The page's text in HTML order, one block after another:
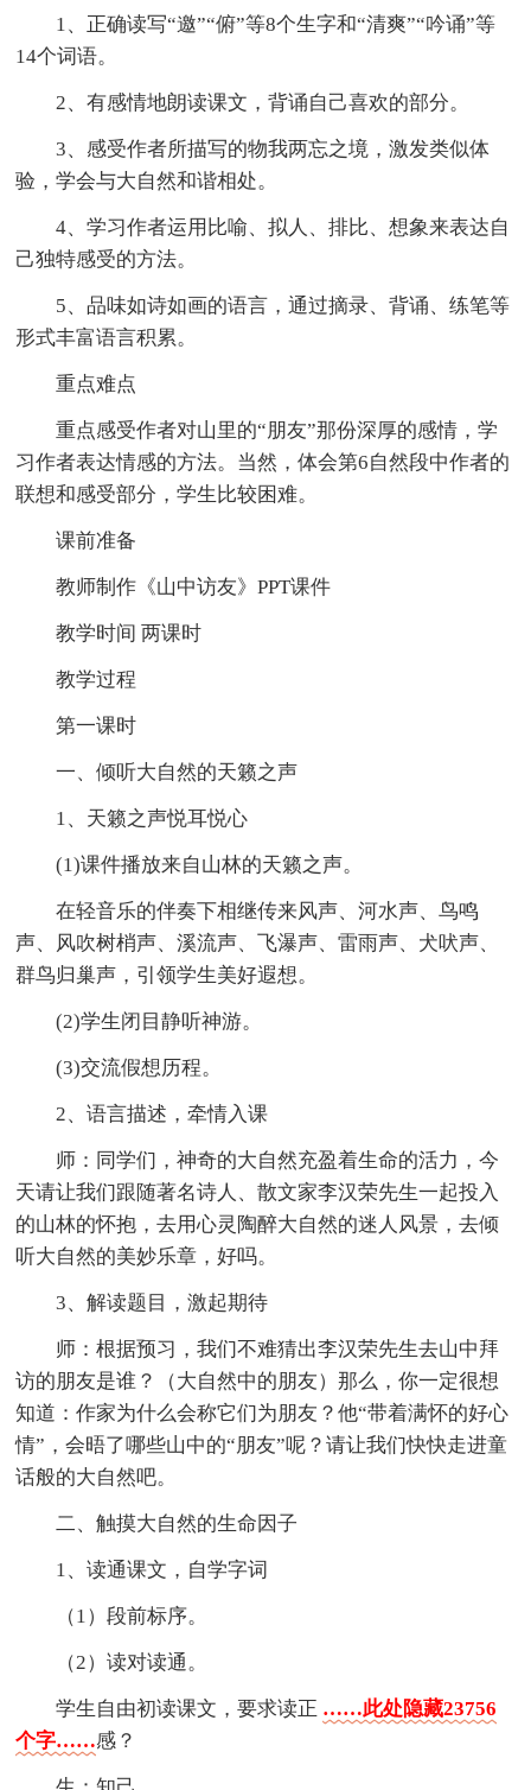
1、正确读写“邀”“俯”等8个生字和“清爽”“吟诵”等
14个词语。
2、有感情地朗读课文，背诵自己喜欢的部分。
3、感受作者所描写的物我两忘之境，激发类似体
验，学会与大自然和谐相处。
4、学习作者运用比喻、拟人、排比、想象来表达自
己独特感受的方法。
5、品味如诗如画的语言，通过摘录、背诵、练笔等
形式丰富语言积累。
重点难点
重点感受作者对山里的“朋友”那份深厚的感情，学
习作者表达情感的方法。当然，体会第6自然段中作者的
联想和感受部分，学生比较困难。
课前准备
教师制作《山中访友》PPT课件
教学时间 两课时
教学过程
第一课时
一、倾听大自然的天籁之声
1、天籁之声悦耳悦心
(1)课件播放来自山林的天籁之声。
在轻音乐的伴奏下相继传来风声、河水声、鸟鸣
声、风吹树梢声、溪流声、飞瀑声、雷雨声、犬吠声、
群鸟归巢声，引领学生美好遐想。
(2)学生闭目静听神游。
(3)交流假想历程。
2、语言描述，牵情入课
师：同学们，神奇的大自然充盈着生命的活力，今
天请让我们跟随著名诗人、散文家李汉荣先生一起投入
的山林的怀抱，去用心灵陶醉大自然的迷人风景，去倾
听大自然的美妙乐章，好吗。
3、解读题目，激起期待
师：根据预习，我们不难猜出李汉荣先生去山中拜
访的朋友是谁？（大自然中的朋友）那么，你一定很想
知道：作家为什么会称它们为朋友？他“带着满怀的好心
情”，会晤了哪些山中的“朋友”呢？请让我们快快走进童
话般的大自然吧。
二、触摸大自然的生命因子
1、读通课文，自学字词
（1）段前标序。
（2）读对读通。
学生自由初读课文，要求读正 ……此处隐藏23756
个字……感？